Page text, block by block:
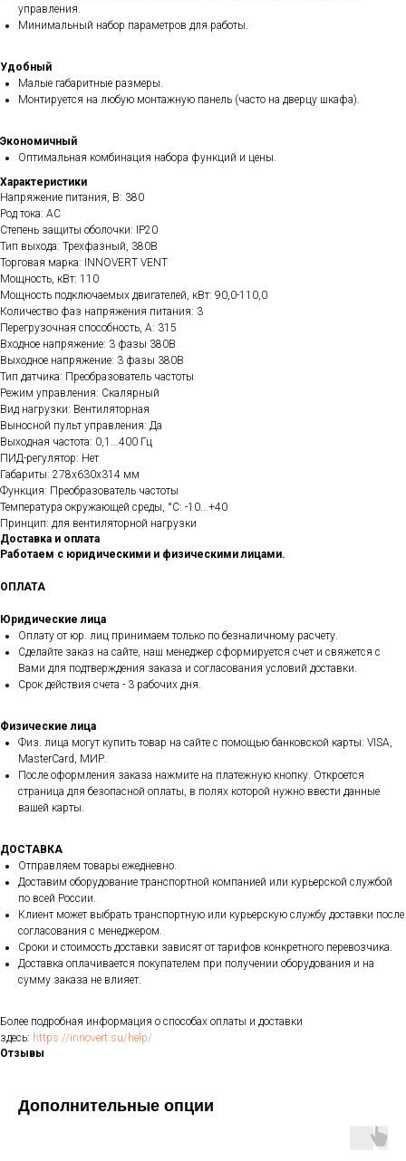
управления.
Минимальный набор параметров для работы.
Удобный
Малые габаритные размеры.
Монтируется на любую монтажную панель (часто на дверцу шкафа).
Экономичный
Оптимальная комбинация набора функций и цены.
Характеристики
Напряжение питания, В: 380
Род тока: AC
Степень защиты оболочки: IP20
Тип выхода: Трехфазный, 380В
Торговая марка: INNOVERT VENT
Мощность, кВт: 110
Мощность подключаемых двигателей, кВт: 90,0-110,0
Количество фаз напряжения питания: 3
Перегрузочная способность, А: 315
Входное напряжение: 3 фазы 380В
Выходное напряжение: 3 фазы 380В
Тип датчика: Преобразователь частоты
Режим управления: Скалярный
Вид нагрузки: Вентиляторная
Выносной пульт управления: Да
Выходная частота: 0,1...400 Гц
ПИД-регулятор: Нет
Габариты: 278х630х314 мм
Функция: Преобразователь частоты
Температура окружающей среды, °C: -10...+40
Принцип: для вентиляторной нагрузки
Доставка и оплата
Работаем с юридическими и физическими лицами.
ОПЛАТА
Юридические лица
Оплату от юр. лиц принимаем только по безналичному расчету.
Сделайте заказ на сайте, наш менеджер сформируется счет и свяжется с
Вами для подтверждения заказа и согласования условий доставки.
Срок действия счета - 3 рабочих дня.
Физические лица
Физ. лица могут купить товар на сайте с помощью банковской карты: VISA,
MasterCard, МИР.
После оформления заказа нажмите на платежную кнопку. Откроется
страница для безопасной оплаты, в полях которой нужно ввести данные
вашей карты.
ДОСТАВКА
Отправляем товары ежедневно.
Доставим оборудование транспортной компанией или курьерской службой
по всей России.
Клиент может выбрать транспортную или курьерскую службу доставки после
согласования с менеджером.
Сроки и стоимость доставки зависят от тарифов конкретного перевозчика.
Доставка оплачивается покупателем при получении оборудования и на
сумму заказа не влияет.
Более подробная информация о способах оплаты и доставки
здесь: https://innovert.su/help/
Отзывы
Дополнительные опции